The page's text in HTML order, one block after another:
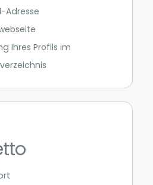
Adresse
Ihres Profils im